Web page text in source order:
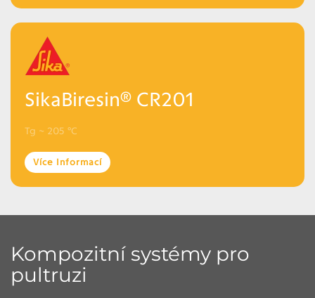
SikaBiresin® CR201
Tg ~ 205 °C
Více Informací
Kompozitní systémy pro
pultruzi